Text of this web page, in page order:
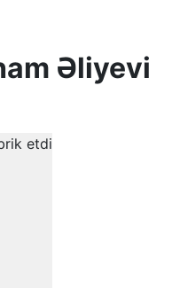
Əliyevi